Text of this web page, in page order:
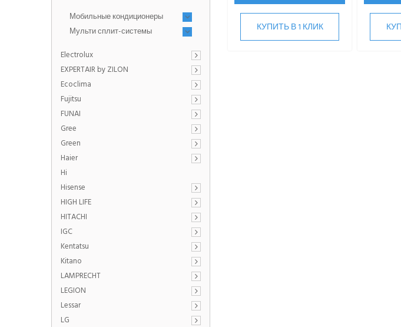
Мобильные кондиционеры
Мульти сплит-системы
Electrolux
EXPERTAIR by ZILON
Ecoclima
Fujitsu
FUNAI
Gree
Green
Haier
Hi
Hisense
HIGH LIFE
HITACHI
IGC
Kentatsu
Kitano
LAMPRECHT
LEGION
Lessar
LG
КУПИТЬ В 1 КЛИК